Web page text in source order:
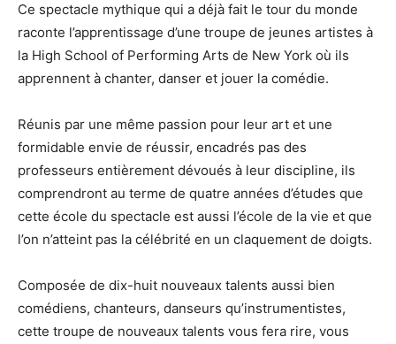
Ce spectacle mythique qui a déjà fait le tour du monde
raconte l’apprentissage d’une troupe de jeunes artistes à
la High School of Performing Arts de New York où ils
apprennent à chanter, danser et jouer la comédie.
Réunis par une même passion pour leur art et une
formidable envie de réussir, encadrés pas des
professeurs entièrement dévoués à leur discipline, ils
comprendront au terme de quatre années d’études que
cette école du spectacle est aussi l’école de la vie et que
l’on n’atteint pas la célébrité en un claquement de doigts.
Composée de dix-huit nouveaux talents aussi bien
comédiens, chanteurs, danseurs qu’instrumentistes,
cette troupe de nouveaux talents vous fera rire, vous